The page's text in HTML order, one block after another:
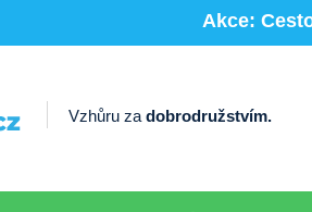
Akce:
Vzhůru zadobrodružstvím.